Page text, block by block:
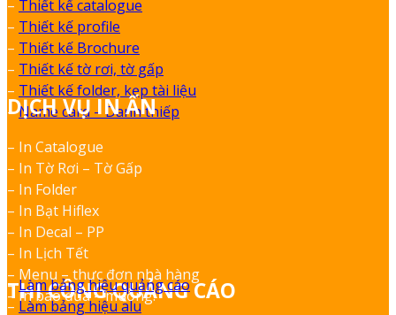
– Thiết kế catalogue
– Thiết kế profile
– Thiết kế Brochure
– Thiết kế tờ rơi, tờ gấp
– Thiết kế folder, kẹp tài liệu
–Name card – Danh thiếp
DỊCH VỤ IN ẤN
– In Catalogue
– In Tờ Rơi – Tờ Gấp
– In Folder
– In Bạt Hiflex
– In Decal – PP
– In Lịch Tết
– Menu – thực đơn nhà hàng
– In bao đũa – muỗng.
THI CÔNG QUẢNG CÁO
–Làm bảng hiệu quảng cáo
– Làm bảng hiệu alu